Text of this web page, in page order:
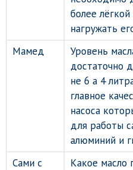
более
нагружать
Мамед
Уровень
достаточно
не 6 а 4
главное
насоса
для работы
алюминий и
Сами с
Какое масло